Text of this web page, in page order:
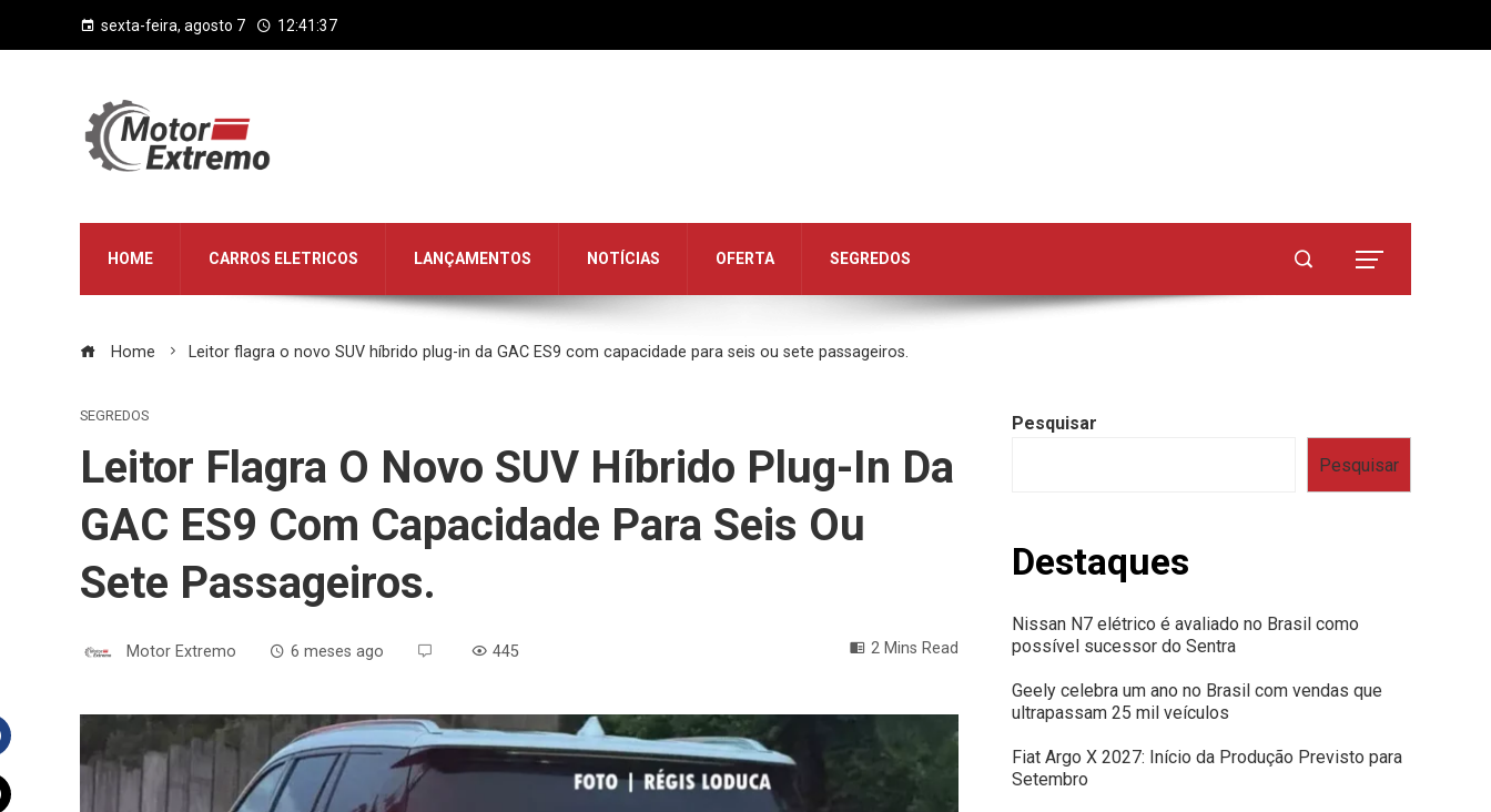
sexta-feira, agosto 7 12:41:38
HOME CARROS ELETRICOS LANÇAMENTOS NOTÍCIAS OFERTA SEGREDOS
Home Leitor flagra o novo SUV híbrido plug-in da GAC ES9 com capacidade para seis ou sete passageiros.
SEGREDOS
Leitor Flagra O Novo SUV Híbrido Plug-In Da
GAC ES9 Com Capacidade Para Seis Ou
Sete Passageiros.
Motor Extremo 6 meses ago 445 2 Mins Read
Pesquisar
Pesquisar
Destaques
Nissan N7 elétrico é avaliado no Brasil como
possível sucessor do Sentra
Geely celebra um ano no Brasil com vendas que
ultrapassam 25 mil veículos
Fiat Argo X 2027: Início da Produção Previsto para
Setembro